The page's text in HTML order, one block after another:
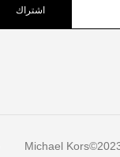
اشتراك
Michael Kors